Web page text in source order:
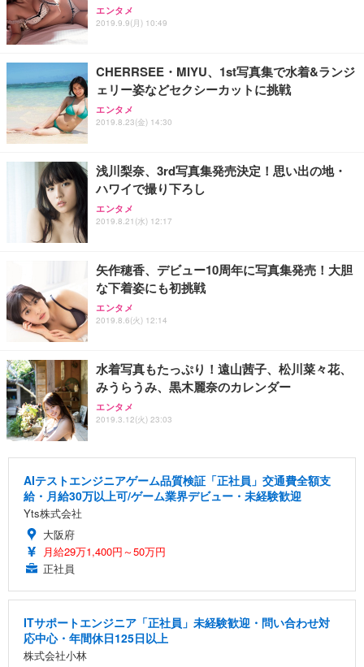
エンタメ
2019.9.9(月) 10:49
CHERRSEE・MIYU、1st写真集で水着&ランジ
ェリー姿などセクシーカットに挑戦
エンタメ
2019.8.23(金) 14:30
浅川梨奈、3rd写真集発売決定！思い出の地・
ハワイで撮り下ろし
エンタメ
2019.8.21(水) 12:17
矢作穂香、デビュー10周年に写真集発売！大胆
な下着姿にも初挑戦
エンタメ
2019.8.6(火) 12:14
水着写真もたっぷり！遠山茜子、松川菜々花、
みうらうみ、黒木麗奈のカレンダー
エンタメ
2019.3.12(火) 23:03
AIテストエンジニアゲーム品質検証「正社員」交通費全額支
給・月給30万以上可/ゲーム業界デビュー・未経験歓迎
Yts株式会社
大阪府
月給29万1,400円～50万円
正社員
ITサポートエンジニア「正社員」未経験歓迎・問い合わせ対
応中心・年間休日125日以上
株式会社小林